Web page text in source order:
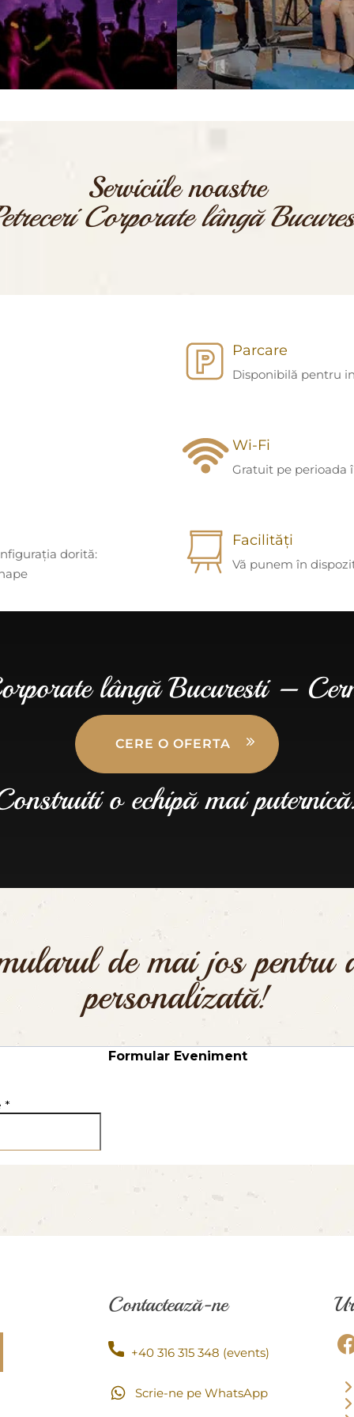
CERE OFERTA!
CERE OFERTA!
Serviciile noastre
Corporate lângă
dorită:
Parcare
Disponibilă pentru
Wi-Fi
Gratuit pe
Facilități
Vă punem în
lângă Bucuresti –
CERE O OFERTA
o echipă mai
de mai jos
personalizată!
Contactează-ne
+40 316 315 348 (events)
Scrie-ne pe WhatsApp